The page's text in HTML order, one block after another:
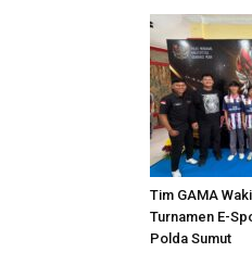
Tim GAMA
Turnamen E-
Polda Sumut